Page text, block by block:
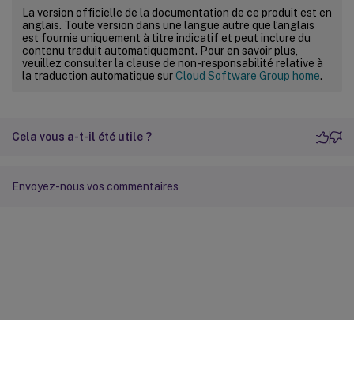
La version officielle de la documentation de ce produit est en
anglais. Toute version dans une langue autre que l’anglais
est fournie uniquement à titre indicatif et peut inclure du
contenu traduit automatiquement. Pour en savoir plus,
veuillez consulter la clause de non-responsabilité relative à
la traduction automatique surCloud Software Group home.
Cela vous a-t-il été utile ?
Envoyez-nous vos commentaires